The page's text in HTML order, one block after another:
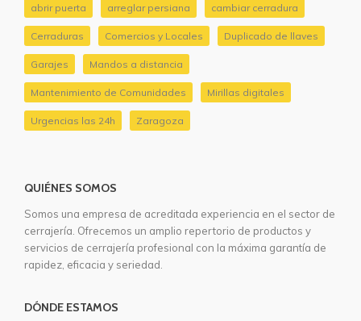
abrir puerta arreglar persiana cambiar cerradura
Cerraduras Comercios y Locales Duplicado de llaves
Garajes Mandos a distancia
Mantenimiento de Comunidades Mirillas digitales
Urgencias las 24h Zaragoza
QUIÉNES SOMOS
Somos una empresa de acreditada experiencia en el sector de
cerrajería. Ofrecemos un amplio repertorio de productos y
servicios de cerrajería profesional con la máxima garantía de
rapidez, eficacia y seriedad.
DÓNDE ESTAMOS